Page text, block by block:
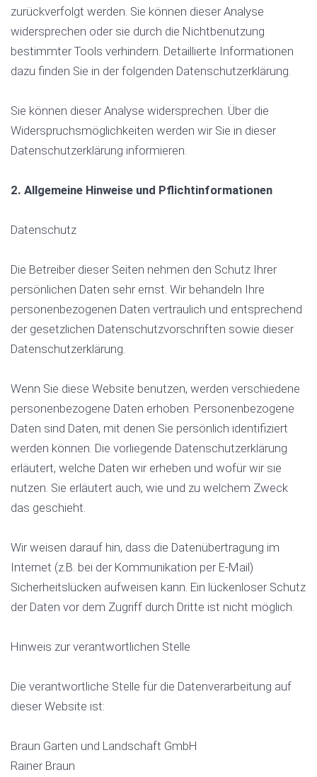
zurückverfolgt werden. Sie können dieser Analyse
widersprechen oder sie durch die Nichtbenutzung
bestimmter Tools verhindern. Detaillierte Informationen
dazu finden Sie in der folgenden Datenschutzerklärung.
Sie können dieser Analyse widersprechen. Über die
Widerspruchsmöglichkeiten werden wir Sie in dieser
Datenschutzerklärung informieren.
2. Allgemeine Hinweise und Pflichtinformationen
Datenschutz
Die Betreiber dieser Seiten nehmen den Schutz Ihrer
persönlichen Daten sehr ernst. Wir behandeln Ihre
personenbezogenen Daten vertraulich und entsprechend
der gesetzlichen Datenschutzvorschriften sowie dieser
Datenschutzerklärung.
Wenn Sie diese Website benutzen, werden verschiedene
personenbezogene Daten erhoben. Personenbezogene
Daten sind Daten, mit denen Sie persönlich identifiziert
werden können. Die vorliegende Datenschutzerklärung
erläutert, welche Daten wir erheben und wofür wir sie
nutzen. Sie erläutert auch, wie und zu welchem Zweck
das geschieht.
Wir weisen darauf hin, dass die Datenübertragung im
Internet (z.B. bei der Kommunikation per E-Mail)
Sicherheitslücken aufweisen kann. Ein lückenloser Schutz
der Daten vor dem Zugriff durch Dritte ist nicht möglich.
Hinweis zur verantwortlichen Stelle
Die verantwortliche Stelle für die Datenverarbeitung auf
dieser Website ist:
Braun Garten und Landschaft GmbH
Rainer Braun